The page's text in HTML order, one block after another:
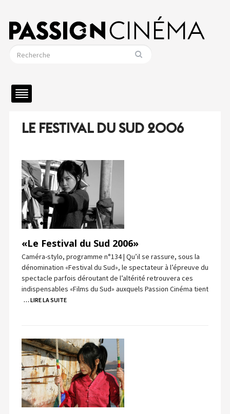
LE FESTIVAL DU SUD 2006
«Le Festival du Sud 2006»
Caméra-stylo, programme n°134 | Qu’il se rassure, sous la
dénomination «Festival du Sud», le spectateur à l’épreuve du
spectacle parfois déroutant de l’altérité retrouvera ces
indispensables «Films du Sud» auxquels Passion Cinéma tient
… LIRE LA SUITE